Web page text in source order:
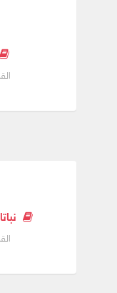
وجوده على
الصلیب ثم
الصلاة في
حین شعرت
بقدرة ابنھا
قال لھا.